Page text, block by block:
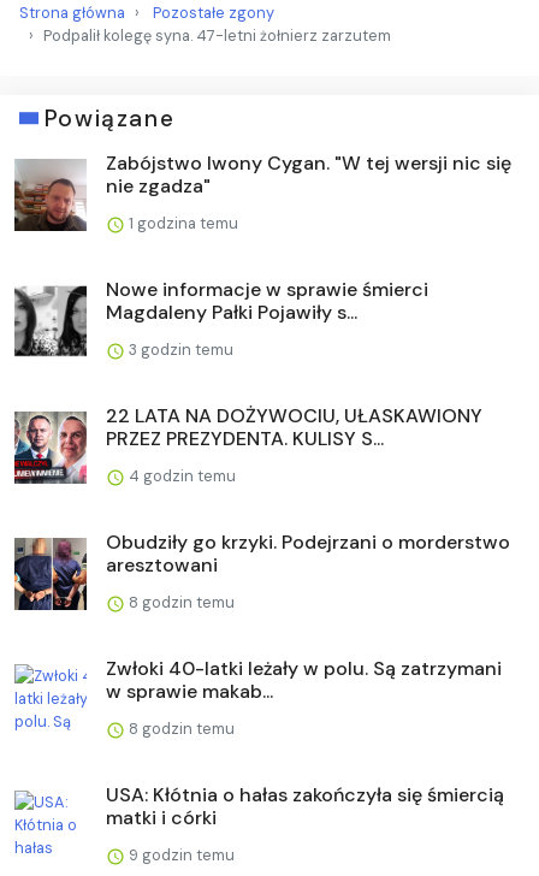
Strona główna
Pozostałe zgony
Podpalił kolegę syna. 47-letni żołnierz zarzutem
Powiązane
Zabójstwo Iwony Cygan. "W tej wersji nic się
nie zgadza"
1 godzina temu
Nowe informacje w sprawie śmierci
Magdaleny Pałki Pojawiły s...
3 godzin temu
22 LATA NA DOŻYWOCIU, UŁASKAWIONY
PRZEZ PREZYDENTA. KULISY S...
4 godzin temu
Obudziły go krzyki. Podejrzani o morderstwo
aresztowani
8 godzin temu
Zwłoki 40-latki leżały w polu. Są zatrzymani
w sprawie makab...
8 godzin temu
USA: Kłótnia o hałas zakończyła się śmiercią
matki i córki
9 godzin temu